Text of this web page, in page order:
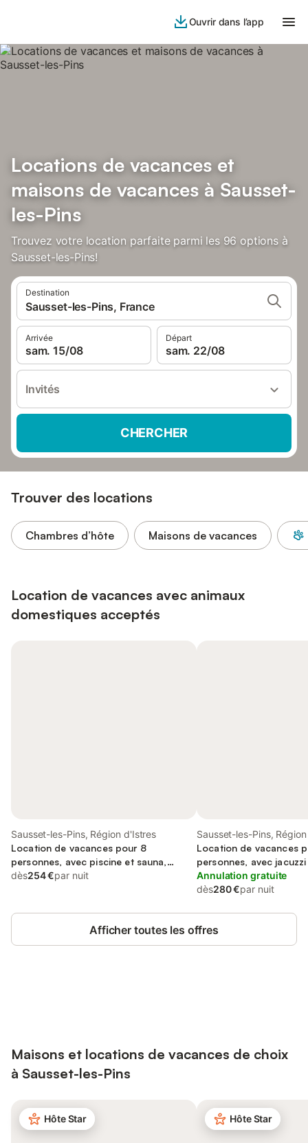
Ouvrir dans l’app
Locations de vacances et
maisons de vacances à Sausset-
les-Pins
Trouvez votre location parfaite parmi les 96 options à
Sausset-les-Pins!
Destination
Sausset-les-Pins, France
Arrivée
sam. 15/08
Départ
sam. 22/08
Invités
CHERCHER
Trouver des locations
Chambres d’hôte Maisons de vacances
Location de vacances avec animaux
domestiques acceptés
Sausset-les-Pins, Région d'Istres
Location de vacances pour 8
personnes, avec piscine et sauna,
animaux acceptés
dès254 €par nuit
Sausset-les-Pins,
Location de vacances
personnes, avec
animaux acceptés
Annulation gratuite
dès280 €par nuit
Afficher toutes les offres
Maisons et locations de vacances de choix
à Sausset-les-Pins
Hôte Star Hôte Star